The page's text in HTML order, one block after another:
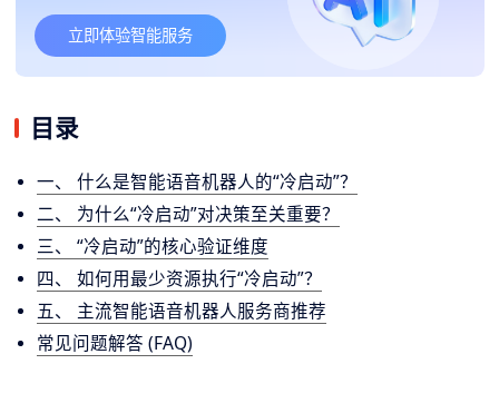
立即体验智能服务
目录
一、 什么是智能语音机器人的“冷启动”？
二、 为什么“冷启动”对决策至关重要？
三、 “冷启动”的核心验证维度
四、 如何用最少资源执行“冷启动”？
五、 主流智能语音机器人服务商推荐
常见问题解答 (FAQ)